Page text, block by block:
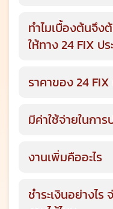
ทำไมเบื้องต้นจึ
ให้ทาง 24 FIX ป
ราคาของ 24
มีค่าใช้จ่ายในกา
งานเพิ่มคืออะไร
ชำระเงินอย่างไร